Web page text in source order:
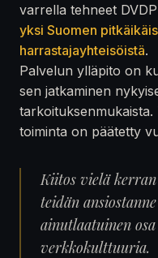
varrella tehneet
yksi Suomen
harrastajayhteisöistä.
Palvelun ylläpito on
sen jatkaminen
tarkoituksenmukaista.
toiminta on päätetty
Kiitos vielä
teidän
ainutlaatuinen
verkkokulttuuria.